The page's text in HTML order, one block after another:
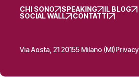
CHI SONO SPEAKING
IL BLOG
SOCIAL WALL
CONTATTI
Via Aosta, 21 20155 Milano (MI)